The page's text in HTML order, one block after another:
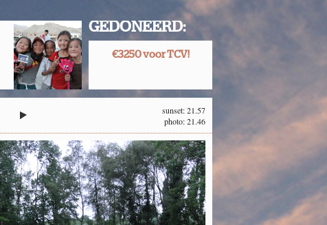
GEDONEERD:
€3250 voor TCV!
sunset: 21.57
photo: 21.46